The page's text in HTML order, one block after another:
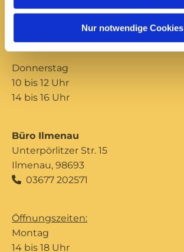
Nur notwendige Cookies
Mittwoch
14 bis 16 Uhr
Donnerstag
10 bis 12 Uhr
14 bis 16 Uhr
Büro Ilmenau
Unterpörlitzer Str. 15
Ilmenau, 98693
 03677 202571
Öffnungszeiten:
Montag
14 bis 18 Uhr